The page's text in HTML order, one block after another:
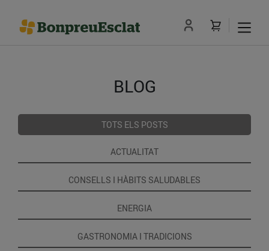
BLOG
TOTS ELS POSTS
ACTUALITAT
CONSELLS I HÀBITS SALUDABLES
ENERGIA
GASTRONOMIA I TRADICIONS